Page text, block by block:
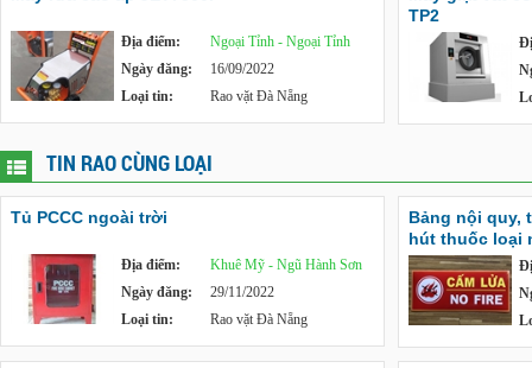
Địa điểm:
Ngoại Tỉnh - Ngoại Tỉnh
Ngày đăng:
16/09/2022
Loại tin:
Rao vặt Đà Nẵng
TP2
TIN RAO CÙNG LOẠI
Tủ PCCC ngoài trời
Địa điểm:
Khuê Mỹ - Ngũ Hành Sơn
Ngày đăng:
29/11/2022
Loại tin:
Rao vặt Đà Nẵng
Bảng nội quy,
hút thuốc loại